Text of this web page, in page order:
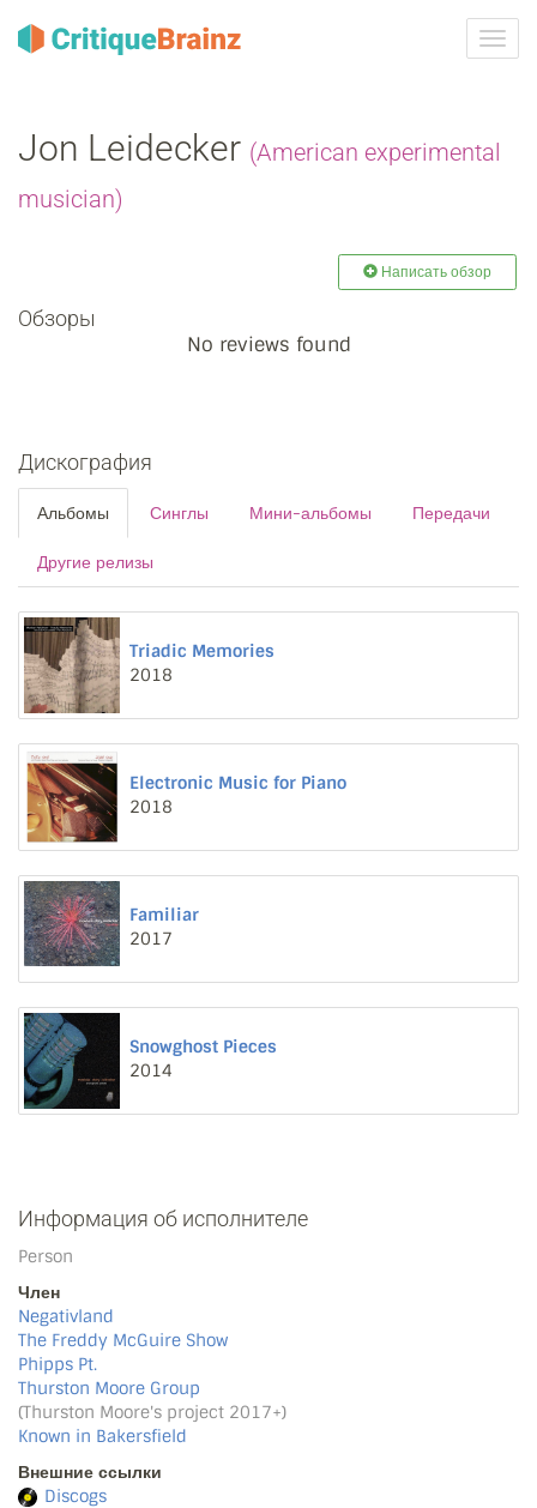
Jon Leidecker (American experimental
musician)
Написать обзор
Обзоры
No reviews found
Дискография
Альбомы Синглы Мини-альбомы Передачи
Другие релизы
Triadic Memories
2018
Electronic Music for Piano
2018
Familiar
2017
Snowghost Pieces
2014
Информация об исполнителе
Person
Член
Negativland
The Freddy McGuire Show
Phipps Pt.
Thurston Moore Group
(Thurston Moore's project 2017+)
Known in Bakersfield
Внешние ссылки
Discogs